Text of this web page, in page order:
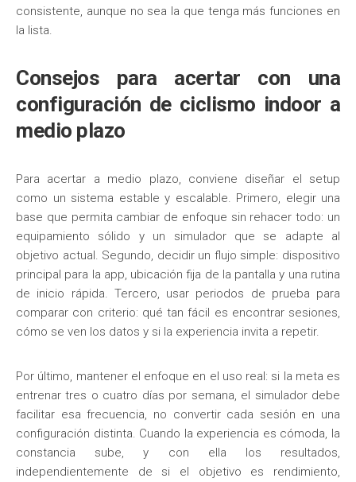
consistente, aunque no sea la que tenga más funciones en
la lista.
Consejos para acertar con una
configuración de ciclismo indoor a
medio plazo
Para acertar a medio plazo, conviene diseñar el setup
como un sistema estable y escalable. Primero, elegir una
base que permita cambiar de enfoque sin rehacer todo: un
equipamiento sólido y un simulador que se adapte al
objetivo actual. Segundo, decidir un flujo simple: dispositivo
principal para la app, ubicación fija de la pantalla y una rutina
de inicio rápida. Tercero, usar periodos de prueba para
comparar con criterio: qué tan fácil es encontrar sesiones,
cómo se ven los datos y si la experiencia invita a repetir.
Por último, mantener el enfoque en el uso real: si la meta es
entrenar tres o cuatro días por semana, el simulador debe
facilitar esa frecuencia, no convertir cada sesión en una
configuración distinta. Cuando la experiencia es cómoda, la
constancia sube, y con ella los resultados,
independientemente de si el objetivo es rendimiento,